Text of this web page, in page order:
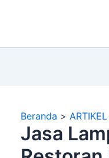
Beranda ARTIKEL
Jasa